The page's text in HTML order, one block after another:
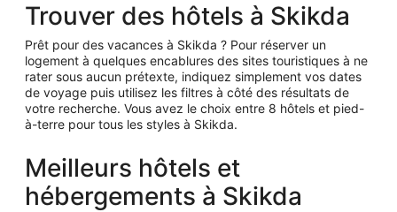
Trouver des hôtels à Skikda
Prêt pour des vacances à Skikda ? Pour réserver un
logement à quelques encablures des sites touristiques à ne
rater sous aucun prétexte, indiquez simplement vos dates
de voyage puis utilisez les filtres à côté des résultats de
votre recherche. Vous avez le choix entre 8 hôtels et pied-
à-terre pour tous les styles à Skikda.
Meilleurs hôtels et
hébergements à Skikda